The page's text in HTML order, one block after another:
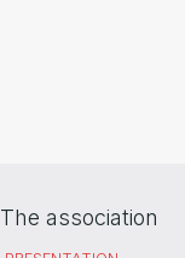
The association